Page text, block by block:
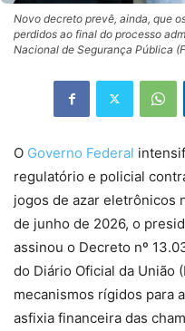
Novo decreto prevê, ainda, que
perdidos ao final do processo
Nacional de Segurança Pública
O Governo Federal
regulatório e policial
jogos de azar eletrônicos
de junho de 2026, o
assinou o Decreto nº
do Diário Oficial da União
mecanismos rígidos para
asfixia financeira das